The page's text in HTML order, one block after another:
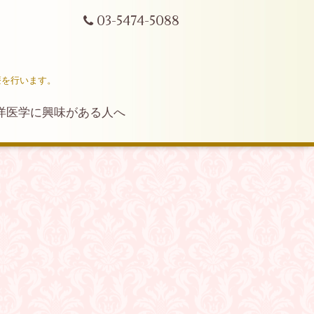
03-5474-5088
行います。
医学に興味がある人へ